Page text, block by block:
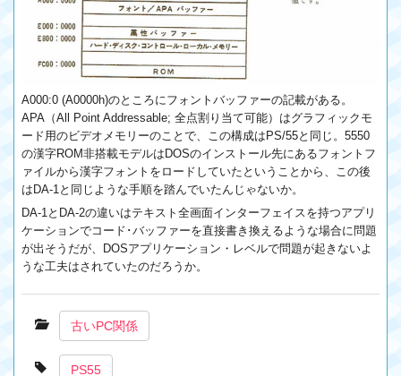
A000:0 (A0000h)のところにフォントバッファーの記載がある。
APA（All Point Addressable; 全点割り当て可能）はグラフィックモ
ード用のビデオメモリーのことで、この構成はPS/55と同じ。5550
の漢字ROM非搭載モデルはDOSのインストール先にあるフォントフ
ァイルから漢字フォントをロードしていたということから、この後
はDA-1と同じような手順を踏んでいたんじゃないか。
DA-1とDA-2の違いはテキスト全画面インターフェイスを持つアプリ
ケーションでコード･バッファーを直接書き換えるような場合に問題
が出そうだが、DOSアプリケーション・レベルで問題が起きないよ
うな工夫はされていたのだろうか。
古いPC関係
PS55